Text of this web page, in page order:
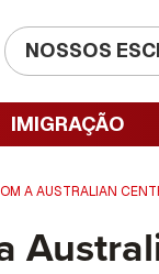
NOSSOS
IMIGRAÇÃO
A AUSTRALIAN